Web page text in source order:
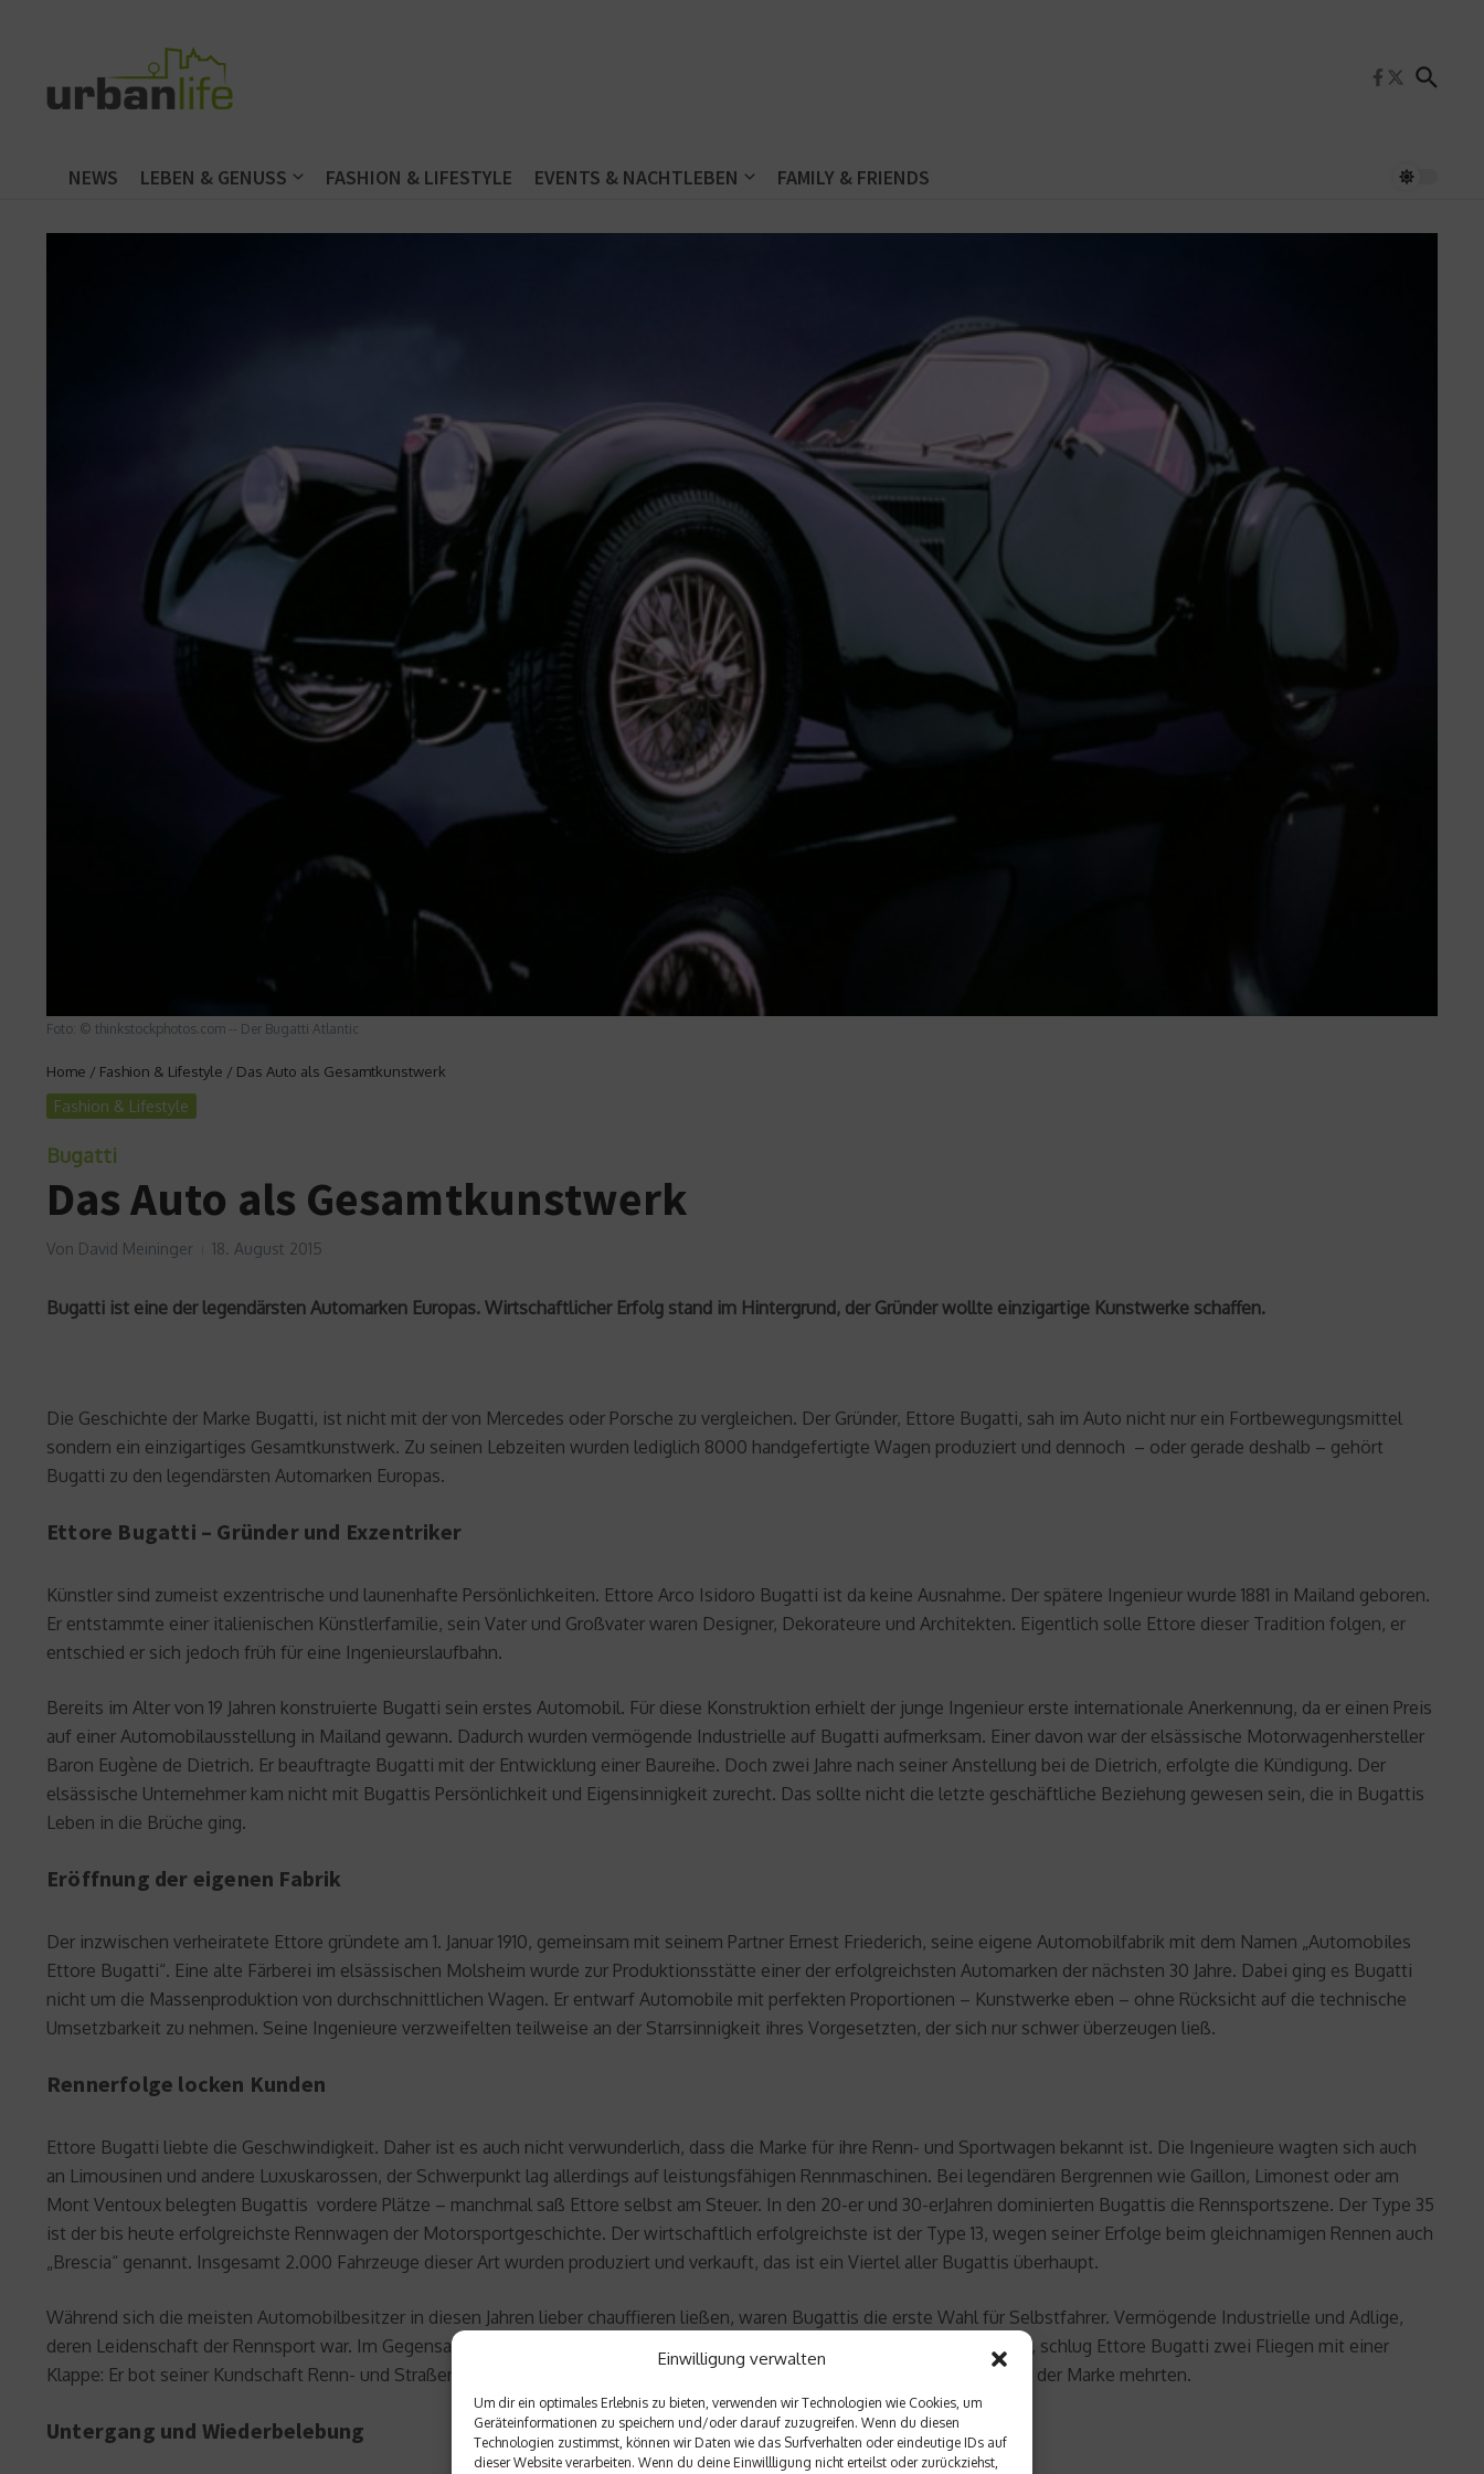
Einwilligung verwalten
Um dir ein optimales Erlebnis zu bieten, verwenden wir Technologien wie Cookies, um
Geräteinformationen zu speichern und/oder darauf zuzugreifen. Wenn du diesen
Technologien zustimmst, können wir Daten wie das Surfverhalten oder eindeutige IDs auf
dieser Website verarbeiten. Wenn du deine Einwillligung nicht erteilst oder zurückziehst,
NEWS LEBEN & GENUSS FASHION & LIFESTYLE EVENTS & NACHTLEBEN FAMILY & FRIENDS
Foto: © thinkstockphotos.com -- Der Bugatti Atlantic
Home / Fashion & Lifestyle / Das Auto als Gesamtkunstwerk
Fashion & Lifestyle
Bugatti
Das Auto als Gesamtkunstwerk
Von David Meininger 18. August 2015
Bugatti ist eine der legendärsten Automarken Europas. Wirtschaftlicher Erfolg stand im Hintergrund, der Gründer wollte einzigartige Kunstwerke schaffen.
Die Geschichte der Marke Bugatti, ist nicht mit der von Mercedes oder Porsche zu vergleichen. Der Gründer, Ettore Bugatti, sah im Auto nicht nur ein Fortbewegungsmittel
sondern ein einzigartiges Gesamtkunstwerk. Zu seinen Lebzeiten wurden lediglich 8000 handgefertigte Wagen produziert und dennoch – oder gerade deshalb – gehört
Bugatti zu den legendärsten Automarken Europas.
Ettore Bugatti – Gründer und Exzentriker
Künstler sind zumeist exzentrische und launenhafte Persönlichkeiten. Ettore Arco Isidoro Bugatti ist da keine Ausnahme. Der spätere Ingenieur wurde 1881 in Mailand geboren.
Er entstammte einer italienischen Künstlerfamilie, sein Vater und Großvater waren Designer, Dekorateure und Architekten. Eigentlich solle Ettore dieser Tradition folgen, er
entschied er sich jedoch früh für eine Ingenieurslaufbahn.
Bereits im Alter von 19 Jahren konstruierte Bugatti sein erstes Automobil. Für diese Konstruktion erhielt der junge Ingenieur erste internationale Anerkennung, da er einen Preis
auf einer Automobilausstellung in Mailand gewann. Dadurch wurden vermögende Industrielle auf Bugatti aufmerksam. Einer davon war der elsässische Motorwagenhersteller
Baron Eugène de Dietrich. Er beauftragte Bugatti mit der Entwicklung einer Baureihe. Doch zwei Jahre nach seiner Anstellung bei de Dietrich, erfolgte die Kündigung. Der
elsässische Unternehmer kam nicht mit Bugattis Persönlichkeit und Eigensinnigkeit zurecht. Das sollte nicht die letzte geschäftliche Beziehung gewesen sein, die in Bugattis
Leben in die Brüche ging.
Eröffnung der eigenen Fabrik
Der inzwischen verheiratete Ettore gründete am 1. Januar 1910, gemeinsam mit seinem Partner Ernest Friederich, seine eigene Automobilfabrik mit dem Namen „Automobiles
Ettore Bugatti“. Eine alte Färberei im elsässischen Molsheim wurde zur Produktionsstätte einer der erfolgreichsten Automarken der nächsten 30 Jahre. Dabei ging es Bugatti
nicht um die Massenproduktion von durchschnittlichen Wagen. Er entwarf Automobile mit perfekten Proportionen – Kunstwerke eben – ohne Rücksicht auf die technische
Umsetzbarkeit zu nehmen. Seine Ingenieure verzweifelten teilweise an der Starrsinnigkeit ihres Vorgesetzten, der sich nur schwer überzeugen ließ.
Rennerfolge locken Kunden
Ettore Bugatti liebte die Geschwindigkeit. Daher ist es auch nicht verwunderlich, dass die Marke für ihre Renn- und Sportwagen bekannt ist. Die Ingenieure wagten sich auch
an Limousinen und andere Luxuskarossen, der Schwerpunkt lag allerdings auf leistungsfähigen Rennmaschinen. Bei legendären Bergrennen wie Gaillon, Limonest oder am
Mont Ventoux belegten Bugattis vordere Plätze – manchmal saß Ettore selbst am Steuer. In den 20-er und 30-erJahren dominierten Bugattis die Rennsportszene. Der Type 35
ist der bis heute erfolgreichste Rennwagen der Motorsportgeschichte. Der wirtschaftlich erfolgreichste ist der Type 13, wegen seiner Erfolge beim gleichnamigen Rennen auch
„Brescia“ genannt. Insgesamt 2.000 Fahrzeuge dieser Art wurden produziert und verkauft, das ist ein Viertel aller Bugattis überhaupt.
Während sich die meisten Automobilbesitzer in diesen Jahren lieber chauffieren ließen, waren Bugattis die erste Wahl für Selbstfahrer. Vermögende Industrielle und Adlige,
deren Leidenschaft der Rennsport war. Im Gegensatz zu anderen Herstellern, die ihre werkseigenen Rennteams unterhielten, schlug Ettore Bugatti zwei Fliegen mit einer
Klappe: Er bot seiner Kundschaft Renn- und Straßensportwagen zum Kauf an, die durch ihre Teilnahme an Rennen den Ruhm der Marke mehrten.
Untergang und Wiederbelebung